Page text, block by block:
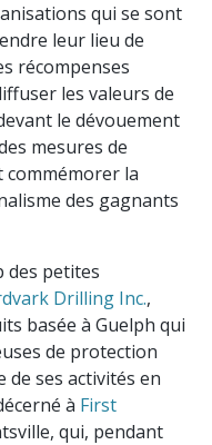
qui se sont
leur lieu de
récompenses
les valeurs de
le dévouement
mesures de
commémorer la
des gagnants
des petites
Drilling Inc.,
basée à Guelph qui
de protection
de ses activités en
à First
qui, pendant